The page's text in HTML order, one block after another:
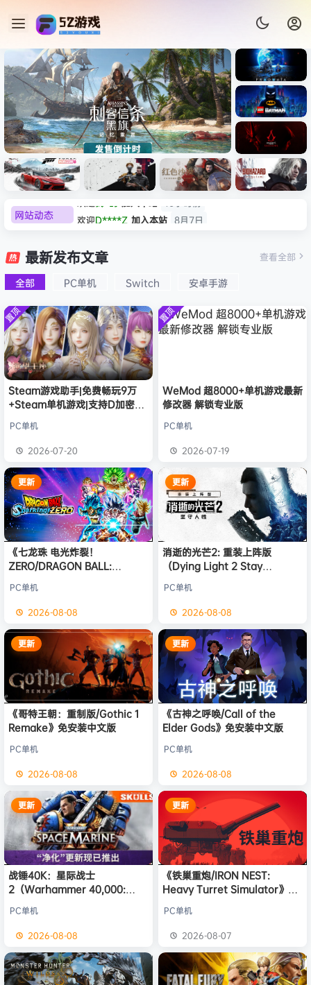
Light ）免安装中文版
《识质存
在/PRAG
MATA》
免安装中
文版
《乐高蝙
蝠侠：黑
暗骑士之
Dark
Creed
拟机
速：地平
线
6（Forza
Horizon
6）免安装
中文版
心/Atomi
c
Heart》
文版
n Desert
HYPERVI
SOR）免
安装中文
版
9：安魂
Requiem
）免安装
中文版
网站动态 欢迎D****Z 加入本站
8月7日
e******i
欢迎Q*H
欢迎e******i 加入本站
8月6日
欢迎普洱 加入本站 8月6日
欢迎0**3 加入本站
8月6日
欢迎c***s 加入本站
欢迎V****y 加入本站
欢迎兔**** 加入本站 2小时前
欢迎q********6 加入本站
4小时前
64 点积分
10小时前
最新发布文章
全部 PC单机 Switch 安卓手游
查看全部
置顶
Steam游戏助手|免费畅玩9万
+Steam单机游戏|支持D加密以
PC单机
2026-07-20
置顶
WeMod 超8000+单机游戏最新
修改器 解锁专业版
PC单机
2026-07-19
更新
《七龙珠 电光炸裂！
ZERO/DRAGON BALL:
版
PC单机
2026-08-08
更新
消逝的光芒2: 重装上阵版
（Dying Light 2 Stay
免安装中文版
PC单机
2026-08-08
更新
《哥特王朝：重制版/Gothic 1
Remake》免安装中文版
PC单机
2026-08-08
更新
《古神之呼唤/Call of the
Elder Gods》免安装中文版
PC单机
2026-08-08
更新
战锤40K：星际战士
2（Warhammer 40,000:
版
PC单机
2026-08-08
更新
《铁巢重炮/IRON NEST:
Heavy Turret Simulator》免
PC单机
2026-08-07